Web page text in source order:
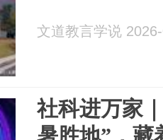
文道教言学说
社科进万家
暑胜地”，藏